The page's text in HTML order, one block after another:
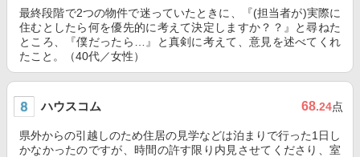
最終段階で2つの物件で迷っていたときに、『(担当者が)実際に
住むとしたら何を優先的に考えて決定しますか？？』と尋ねた
ところ、『僕だったら…』と真剣に考えて、意見を述べてくれ
たこと。（40代／女性）
ハウスコム 68.24点
県外からの引越しのため住居の見学などは泊まりで行った1日し
かなかったのですが、時間の許す限り内見させてくださり、室